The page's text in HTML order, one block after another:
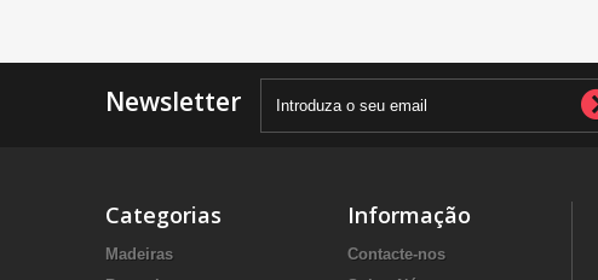
Newsletter
Categorias
Madeiras
Informação
Contacte-nos